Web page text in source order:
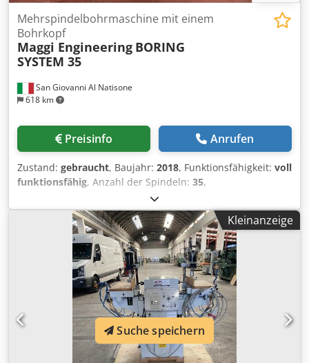
San Giovanni Al Natisone
618 km
Mehrspindelbohrmaschine mit einem
Bohrkopf
Maggi Engineering BORING
SYSTEM 35
Preisinfo Anrufen
Zustand: gebraucht, Baujahr: 2018, Funktionsfähigkeit: voll
funktionsfähig, Anzahl der Spindeln: 35,
MEHRSPINDELBOHRER MIT 1 KOPF MAGGI MOD. BORING
SYSTEM 35 Csdpfx Ajx Rcqgek Tsha - 35 Spindeln mit
festem Achsabstand von 32 mm - Baujahr: 2018Kleinanzeige
Suche speichern